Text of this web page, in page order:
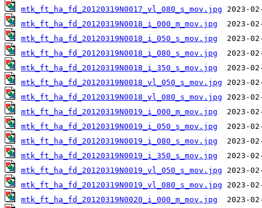
mtk_ft_ha_fd_20120319N0017_vl_080_s_mov.jpg
mtk_ft_ha_fd_20120319N0018_i_000_m_mov.jpg
mtk_ft_ha_fd_20120319N0018_i_050_s_mov.jpg
mtk_ft_ha_fd_20120319N0018_i_080_s_mov.jpg
mtk_ft_ha_fd_20120319N0018_i_350_s_mov.jpg
mtk_ft_ha_fd_20120319N0018_vl_050_s_mov.jpg
mtk_ft_ha_fd_20120319N0018_vl_080_s_mov.jpg
mtk_ft_ha_fd_20120319N0019_i_000_m_mov.jpg
mtk_ft_ha_fd_20120319N0019_i_050_s_mov.jpg
mtk_ft_ha_fd_20120319N0019_i_080_s_mov.jpg
mtk_ft_ha_fd_20120319N0019_i_350_s_mov.jpg
mtk_ft_ha_fd_20120319N0019_vl_050_s_mov.jpg
mtk_ft_ha_fd_20120319N0019_vl_080_s_mov.jpg
mtk_ft_ha_fd_20120319N0020_i_000_m_mov.jpg